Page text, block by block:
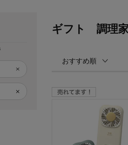
ギフト 調理
おすすめ順